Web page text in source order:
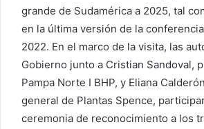
grande de Sudamérica a 2025, tal
en la última versión de la
2022. En el marco de la visita, las
Gobierno junto a Cristian Sandoval,
Pampa Norte I BHP, y Eliana
general de Plantas Spence,
ceremonia de reconocimiento a los